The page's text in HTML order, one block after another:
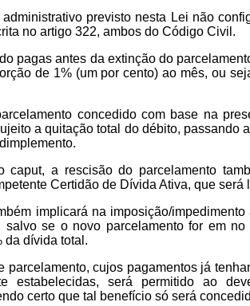
previsto nesta Lei não
no artigo 322, ambos do Código Civil.
pagas antes da extinção do
de 1% (um por cento) ao mês, ou
concedido com base na
a quitação total do débito, passando
a rescisão do parcelamento
Certidão de Dívida Ativa, que será
implicará na imposição/
se o novo parcelamento for em
da dívida total.
cujos pagamentos já
estabelecidas, será permitido ao
certo que tal benefício só será